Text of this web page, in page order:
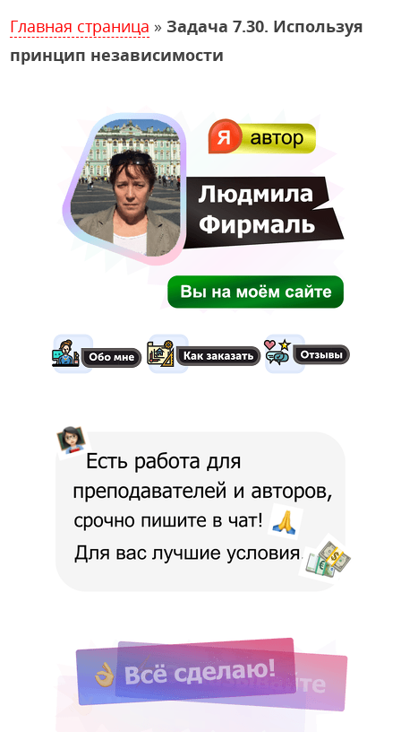
Главная страница » Задача 7.30. Используя
принцип независимости